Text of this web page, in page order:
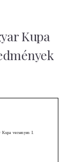
Kupa